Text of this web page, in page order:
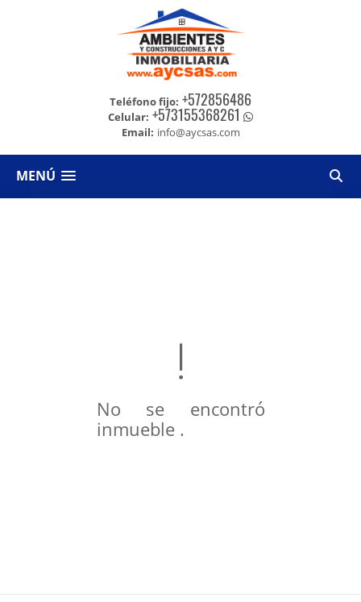
Teléfono fijo: +572856486
Celular: +573155368261
Email: info@aycsas.com
MENÚ
No se encontró
inmueble .